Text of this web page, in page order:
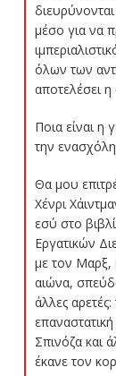
μέσο για να
όλων των
αποτελέσει η
Ποια είναι η
την
Θα μου
Χένρι
εσύ στο
Εργατικών
με τον Μαρξ,
αιώνα,
άλλες
Σπινόζα και
έκανε τον